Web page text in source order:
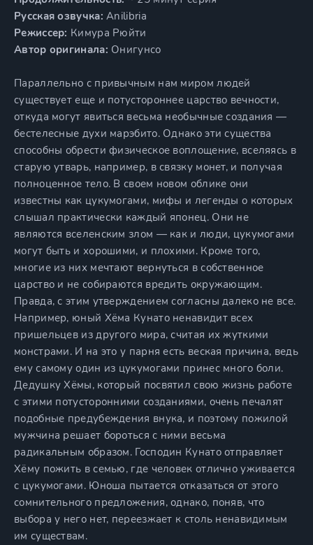
Русская озвучка: Anilibria
Режиссер: Кимура Рюйти
Автор оригинала: Онигунсо
Параллельно с привычным нам миром людей
существует еще и потустороннее царство вечности,
откуда могут явиться весьма необычные создания —
бестелесные духи марэбито. Однако эти существа
способны обрести физическое воплощение, вселяясь в
старую утварь, например, в связку монет, и получая
полноценное тело. В своем новом облике они
известны как цукумогами, мифы и легенды о которых
слышал практически каждый японец. Они не
являются вселенским злом — как и люди, цукумогами
могут быть и хорошими, и плохими. Кроме того,
многие из них мечтают вернуться в собственное
царство и не собираются вредить окружающим.
Правда, с этим утверждением согласны далеко не все.
Например, юный Хёма Кунато ненавидит всех
пришельцев из другого мира, считая их жуткими
монстрами. И на это у парня есть веская причина, ведь
ему самому один из цукумогами принес много боли.
Дедушку Хёмы, который посвятил свою жизнь работе
с этими потусторонними созданиями, очень печалят
подобные предубеждения внука, и поэтому пожилой
мужчина решает бороться с ними весьма
радикальным образом. Господин Кунато отправляет
Хёму пожить в семью, где человек отлично уживается
с цукумогами. Юноша пытается отказаться от этого
сомнительного предложения, однако, поняв, что
выбора у него нет, переезжает к столь ненавидимым
им существам.